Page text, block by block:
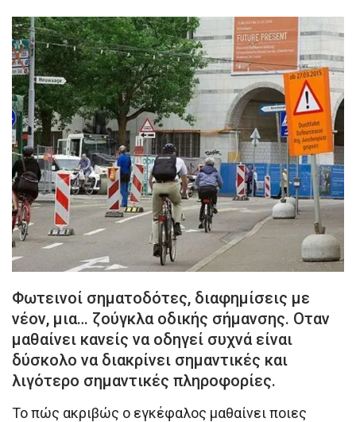
Φωτεινοί σηματοδότες, διαφημίσεις με
νέον, μια… ζούγκλα οδικής σήμανσης. Οταν
μαθαίνει κανείς να οδηγεί συχνά είναι
δύσκολο να διακρίνει σημαντικές και
λιγότερο σημαντικές πληροφορίες.
Το πώς ακριβώς ο εγκέφαλος μαθαίνει ποιες